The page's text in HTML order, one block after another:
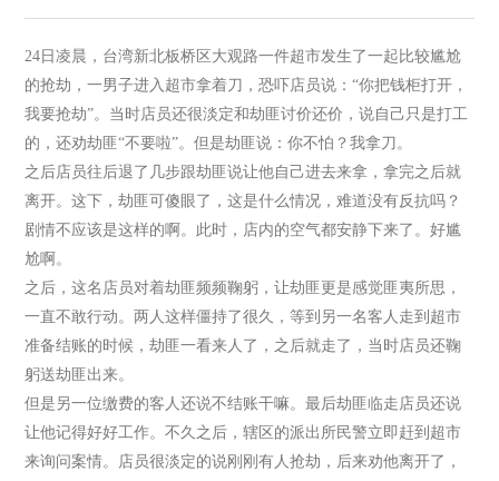
24日凌晨，台湾新北板桥区大观路一件超市发生了一起比较尴尬
的抢劫，一男子进入超市拿着刀，恐吓店员说：“你把钱柜打开，
我要抢劫”。当时店员还很淡定和劫匪讨价还价，说自己只是打工
的，还劝劫匪“不要啦”。但是劫匪说：你不怕？我拿刀。
之后店员往后退了几步跟劫匪说让他自己进去来拿，拿完之后就
离开。这下，劫匪可傻眼了，这是什么情况，难道没有反抗吗？
剧情不应该是这样的啊。此时，店内的空气都安静下来了。好尴
尬啊。
之后，这名店员对着劫匪频频鞠躬，让劫匪更是感觉匪夷所思，
一直不敢行动。两人这样僵持了很久，等到另一名客人走到超市
准备结账的时候，劫匪一看来人了，之后就走了，当时店员还鞠
躬送劫匪出来。
但是另一位缴费的客人还说不结账干嘛。最后劫匪临走店员还说
让他记得好好工作。不久之后，辖区的派出所民警立即赶到超市
来询问案情。店员很淡定的说刚刚有人抢劫，后来劝他离开了，